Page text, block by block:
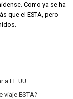
Como ya se ha
que el ESTA, pero
EE.UU.
viaje ESTA?